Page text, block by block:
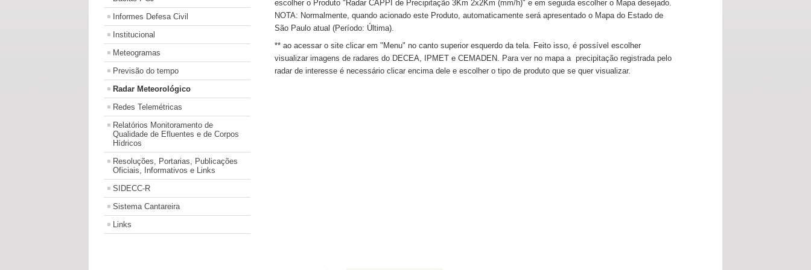
Informes Defesa Civil
Institucional
Meteogramas
Previsão do tempo
Radar Meteorológico
Redes Telemétricas
Relatórios Monitoramento de
Qualidade de Efluentes e de Corpos
Hídricos
Resoluções, Portarias, Publicações
Oficiais, Informativos e Links
SIDECC-R
Sistema Cantareira
Links
escolher o Produto "Radar CAPPI de Precipitação 3Km 2x2Km (mm/h)" e em seguida escolher o Mapa desejado.
NOTA: Normalmente, quando acionado este Produto, automaticamente será apresentado o Mapa do Estado de
São Paulo atual (Período: Última).
** ao acessar o site clicar em "Menu" no canto superior esquerdo da tela. Feito isso, é possível escolher
visualizar imagens de radares do DECEA, IPMET e CEMADEN. Para ver no mapa a precipitação registrada pelo
radar de interesse é necessário clicar encima dele e escolher o tipo de produto que se quer visualizar.